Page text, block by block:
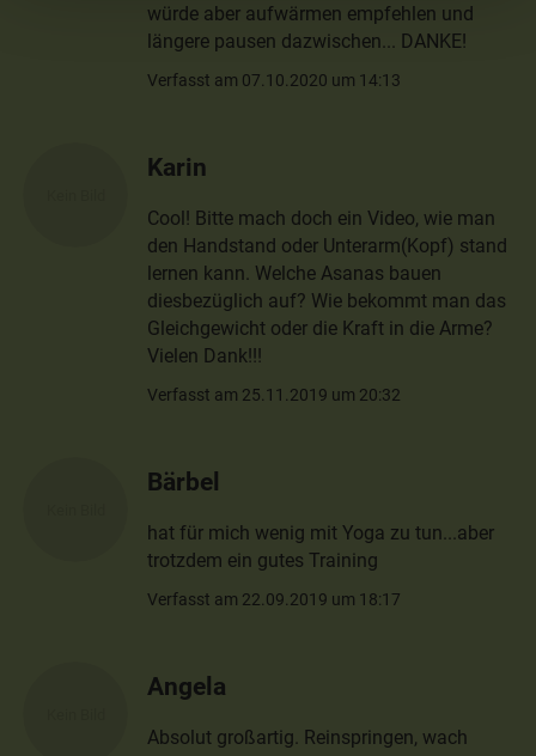
würde aber aufwärmen empfehlen und
längere pausen dazwischen... DANKE!
Verfasst am 07.10.2020 um 14:13
Karin
Cool! Bitte mach doch ein Video, wie man
den Handstand oder Unterarm(Kopf) stand
lernen kann. Welche Asanas bauen
diesbezüglich auf? Wie bekommt man das
Gleichgewicht oder die Kraft in die Arme?
Vielen Dank!!!
Verfasst am 25.11.2019 um 20:32
Bärbel
hat für mich wenig mit Yoga zu tun...aber
trotzdem ein gutes Training
Verfasst am 22.09.2019 um 18:17
Angela
Absolut großartig. Reinspringen, wach